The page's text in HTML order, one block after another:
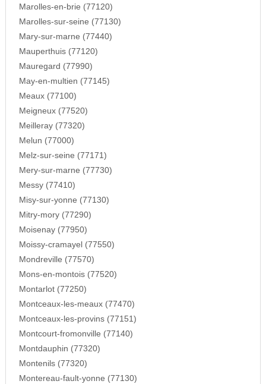
Marolles-en-brie (77120)
Marolles-sur-seine (77130)
Mary-sur-marne (77440)
Mauperthuis (77120)
Mauregard (77990)
May-en-multien (77145)
Meaux (77100)
Meigneux (77520)
Meilleray (77320)
Melun (77000)
Melz-sur-seine (77171)
Mery-sur-marne (77730)
Messy (77410)
Misy-sur-yonne (77130)
Mitry-mory (77290)
Moisenay (77950)
Moissy-cramayel (77550)
Mondreville (77570)
Mons-en-montois (77520)
Montarlot (77250)
Montceaux-les-meaux (77470)
Montceaux-les-provins (77151)
Montcourt-fromonville (77140)
Montdauphin (77320)
Montenils (77320)
Montereau-fault-yonne (77130)